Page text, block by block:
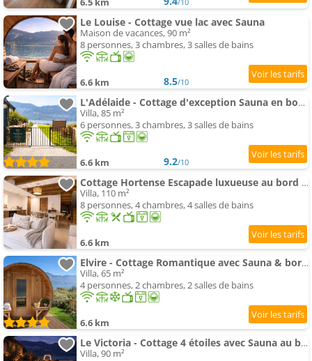
Le Louise - Cottage vue lac avec Sauna
Maison de vacances, 90 m²
8 personnes, 3 chambres, 3 salles de bains
6.6 km 8.5/10
L'Adélaide - Cottage d'exception Sauna en bord de lac
Villa, 85 m²
6 personnes, 3 chambres, 3 salles de bains
6.6 km 9.2/10
Cottage Hortense Escapade luxueuse au bord du lac du Bourget
Villa, 110 m²
8 personnes, 4 chambres, 4 salles de bains
6.6 km
Elvire - Cottage Romantique avec Sauna & bord de plage
Villa, 65 m²
4 personnes, 2 chambres, 2 salles de bains
6.6 km
Le Victoria - Cottage 4 étoiles avec Sauna au bord du lac du Bourget
Villa, 90 m²